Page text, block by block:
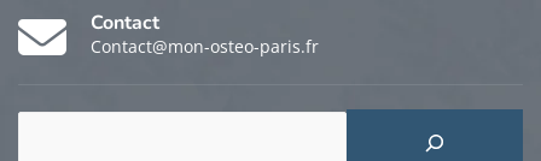
Contact
Contact@mon-osteo-paris.fr